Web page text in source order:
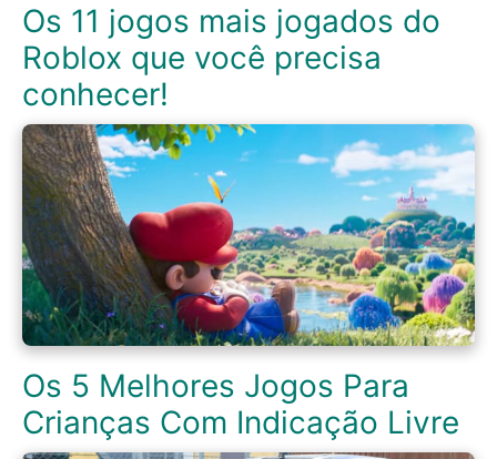
Os 11 jogos mais jogados do
Roblox que você precisa
conhecer!
Os 5 Melhores Jogos Para
Crianças Com Indicação Livre